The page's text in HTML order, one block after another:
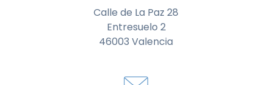
Calle de La Paz 28
Entresuelo 2
46003 Valencia